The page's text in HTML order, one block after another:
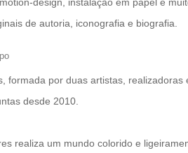
de autoria, iconografia e biografia.
formada por duas artistas,
desde 2010.
realiza um mundo colorido e